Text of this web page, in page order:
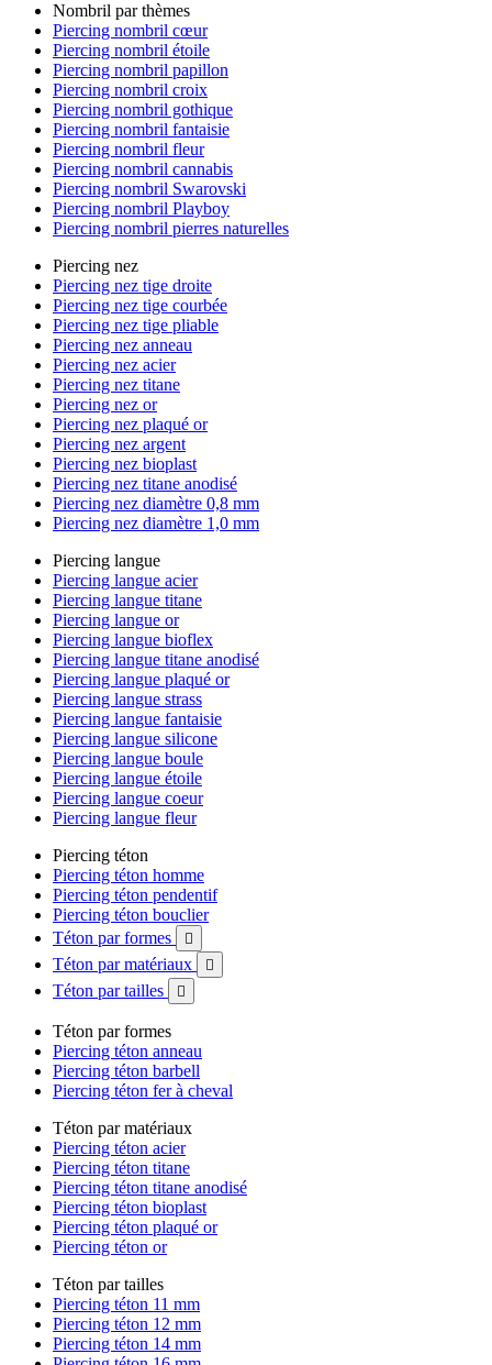
Nombril par thèmes
Piercing nombril cœur
Piercing nombril étoile
Piercing nombril papillon
Piercing nombril croix
Piercing nombril gothique
Piercing nombril fantaisie
Piercing nombril fleur
Piercing nombril cannabis
Piercing nombril Swarovski
Piercing nombril Playboy
Piercing nombril pierres naturelles
Piercing nez
Piercing nez tige droite
Piercing nez tige courbée
Piercing nez tige pliable
Piercing nez anneau
Piercing nez acier
Piercing nez titane
Piercing nez or
Piercing nez plaqué or
Piercing nez argent
Piercing nez bioplast
Piercing nez titane anodisé
Piercing nez diamètre 0,8 mm
Piercing nez diamètre 1,0 mm
Piercing langue
Piercing langue acier
Piercing langue titane
Piercing langue or
Piercing langue bioflex
Piercing langue titane anodisé
Piercing langue plaqué or
Piercing langue strass
Piercing langue fantaisie
Piercing langue silicone
Piercing langue boule
Piercing langue étoile
Piercing langue coeur
Piercing langue fleur
Piercing téton
Piercing téton homme
Piercing téton pendentif
Piercing téton bouclier
Téton par formes

Téton par matériaux 
Téton par tailles 
Téton par formes
Piercing téton anneau
Piercing téton barbell
Piercing téton fer à cheval
Téton par matériaux
Piercing téton acier
Piercing téton titane
Piercing téton titane anodisé
Piercing téton bioplast
Piercing téton plaqué or
Piercing téton or
Téton par tailles
Piercing téton 11 mm
Piercing téton 12 mm
Piercing téton 14 mm